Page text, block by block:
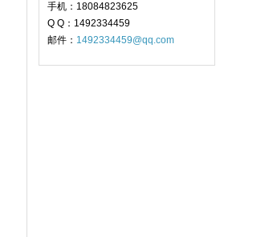
手机：18084823625
Q Q：1492334459
邮件： 1492334459@qq.com